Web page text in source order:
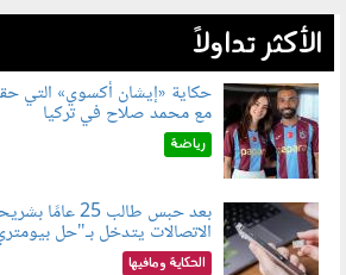
الأكثر تداولاً
080802.jpg
حكاية «إيشان أكسوي» التي
مع محمد صلاح في تركيا
رياضة
080803.jpg
بعد حبس طالب 25
الاتصالات يتدخل بـ"حل
الحكاية ومافيها